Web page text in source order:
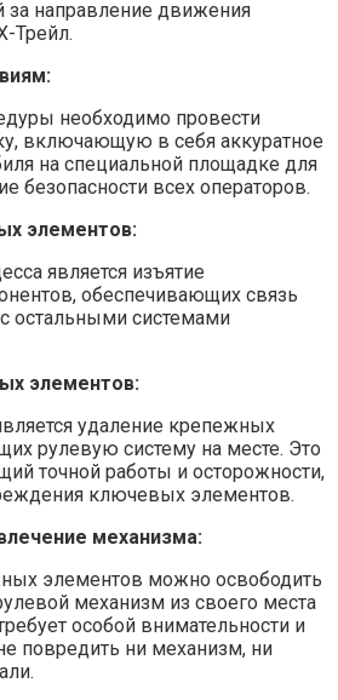
за направление движения
Трейл.
необходимо провести
включающую в себя аккуратное
на специальной площадке для
безопасности всех операторов.
элементов:
является изъятие
обеспечивающих связь
остальными системами
элементов:
удаление крепежных
рулевую систему на месте. Это
точной работы и осторожности,
ключевых элементов.
механизма:
элементов можно освободить
механизм из своего места
особой внимательности и
повредить ни механизм, ни